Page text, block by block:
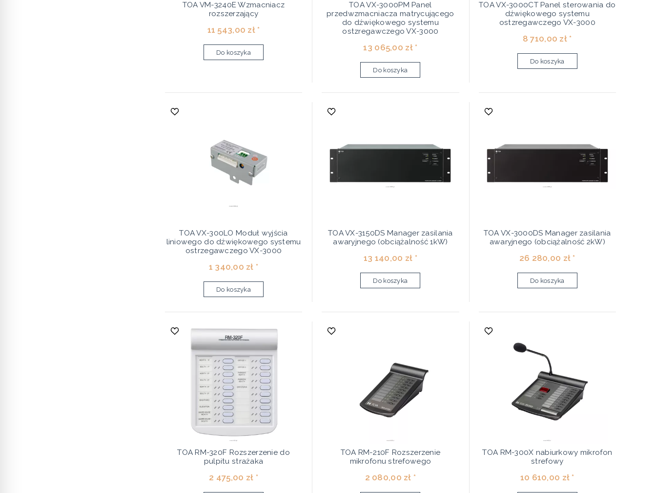
TOA VM-3240E Wzmacniacz
rozszerzający
11 543,00 zł *
Do koszyka
TOA VX-3000PM Panel
przedwzmacniacza matrycującego
do dźwiękowego systemu
ostzregawczego VX-3000
13 065,00 zł *
Do koszyka
TOA VX-3000CT Panel sterowania do
dźwiękowego systemu
ostzregawczego VX-3000
8 710,00 zł *
Do koszyka
TOA VX-300LO Moduł wyjścia
liniowego do dźwiękowego systemu
ostrzegawczego VX-3000
1 340,00 zł *
Do koszyka
TOA VX-3150DS Manager zasilania
awaryjnego (obciążalność 1kW)
13 140,00 zł *
Do koszyka
TOA VX-3000DS Manager zasilania
awaryjnego (obciążalność 2kW)
26 280,00 zł *
Do koszyka
TOA RM-320F Rozszerzenie do
pulpitu strażaka
2 475,00 zł *
TOA RM-210F Rozszerzenie
mikrofonu strefowego
2 080,00 zł *
TOA RM-300X nabiurkowy mikrofon
strefowy
10 610,00 zł *